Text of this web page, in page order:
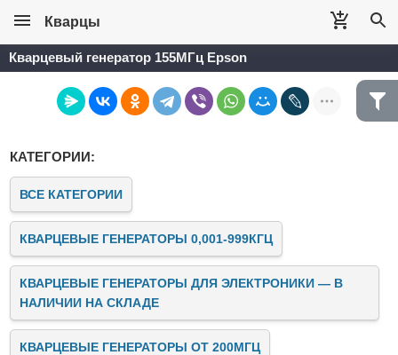
Кварцы
Кварцевый генератор 155МГц Epson
КАТЕГОРИИ:
ВСЕ КАТЕГОРИИ
КВАРЦЕВЫЕ ГЕНЕРАТОРЫ 0,001-999КГЦ
КВАРЦЕВЫЕ ГЕНЕРАТОРЫ ДЛЯ ЭЛЕКТРОНИКИ — В
НАЛИЧИИ НА СКЛАДЕ
КВАРЦЕВЫЕ ГЕНЕРАТОРЫ ОТ 200МГЦ